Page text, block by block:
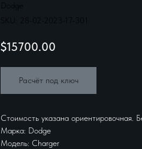
Dodge
SKU:
28-02-2023-17-301
$15700.00
Расчёт под ключ
Стоимость указана ориентировочная.
Марка: Dodge
Модель: Charger